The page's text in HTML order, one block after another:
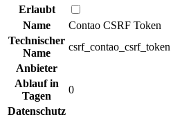
Erlaubt
Name
Contao CSRF Token
Technischer
Name
csrf_contao_csrf_token
Anbieter
Ablauf in
Tagen
0
Datenschutz